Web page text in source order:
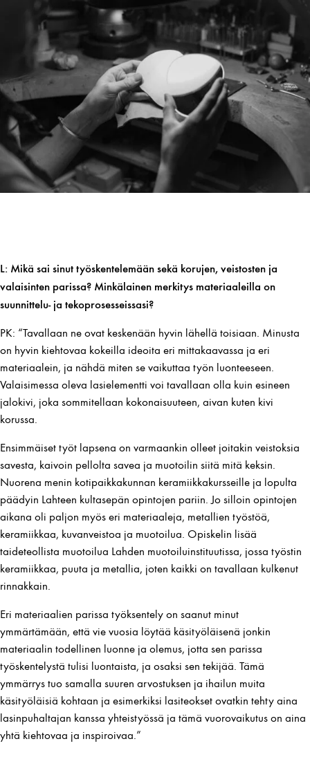
L: Mikä sai sinut työskentelemään sekä korujen, veistosten ja
valaisinten parissa? Minkälainen merkitys materiaaleilla on
suunnittelu- ja tekoprosesseissasi?
PK: “Tavallaan ne ovat keskenään hyvin lähellä toisiaan. Minusta
on hyvin kiehtovaa kokeilla ideoita eri mittakaavassa ja eri
materiaalein, ja nähdä miten se vaikuttaa työn luonteeseen.
Valaisimessa oleva lasielementti voi tavallaan olla kuin esineen
jalokivi, joka sommitellaan kokonaisuuteen, aivan kuten kivi
korussa.
Ensimmäiset työt lapsena on varmaankin olleet joitakin veistoksia
savesta, kaivoin pellolta savea ja muotoilin siitä mitä keksin.
Nuorena menin kotipaikkakunnan keramiikkakursseille ja lopulta
päädyin Lahteen kultasepän opintojen pariin. Jo silloin opintojen
aikana oli paljon myös eri materiaaleja, metallien työstöä,
keramiikkaa, kuvanveistoa ja muotoilua. Opiskelin lisää
taideteollista muotoilua Lahden muotoiluinstituutissa, jossa työstin
keramiikkaa, puuta ja metallia, joten kaikki on tavallaan kulkenut
rinnakkain.
Eri materiaalien parissa työksentely on saanut minut
ymmärtämään, että vie vuosia löytää käsityöläisenä jonkin
materiaalin todellinen luonne ja olemus, jotta sen parissa
työskentelystä tulisi luontaista, ja osaksi sen tekijää. Tämä
ymmärrys tuo samalla suuren arvostuksen ja ihailun muita
käsityöläisiä kohtaan ja esimerkiksi lasiteokset ovatkin tehty aina
lasinpuhaltajan kanssa yhteistyössä ja tämä vuorovaikutus on aina
yhtä kiehtovaa ja inspiroivaa.”